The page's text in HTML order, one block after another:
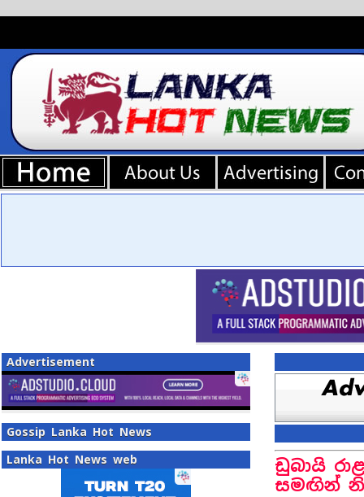
Advertisement
Gossip Lanka Hot News
Lanka Hot News web
ඩුබායි
සමඟින්